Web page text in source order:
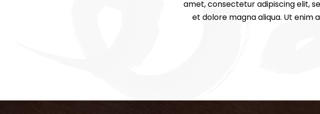
amet, consectetur adipiscing elit,
et dolore magna aliqua. Ut enim